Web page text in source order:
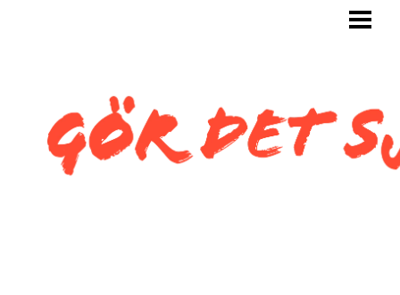
KAKLA SJÄLV
KAKLA TOALETT